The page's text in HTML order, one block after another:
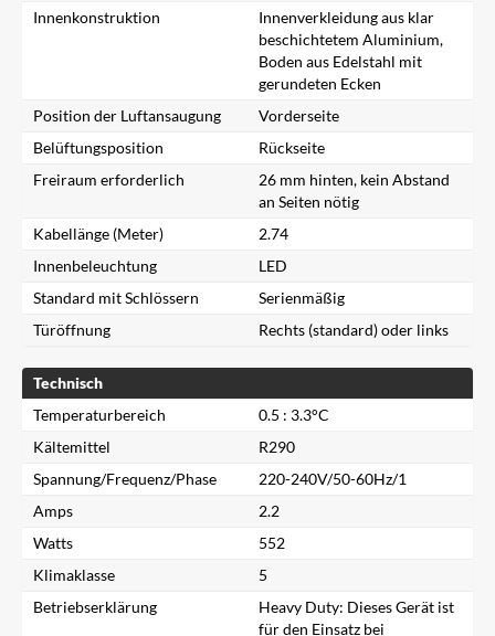
Schließen
Innenkonstruktion
Innenverkleidung aus klar
beschichtetem Aluminium,
Boden aus Edelstahl mit
gerundeten Ecken
Position der Luftansaugung
Vorderseite
Belüftungsposition
Rückseite
Freiraum erforderlich
26 mm hinten, kein Abstand
an Seiten nötig
Kabellänge (Meter)
2.74
Innenbeleuchtung
LED
Standard mit Schlössern
Serienmäßig
Türöffnung
Rechts (standard) oder links
Technisch
Temperaturbereich
0.5 : 3.3°C
Kältemittel
R290
Spannung/Frequenz/Phase
220-240V/50-60Hz/1
Amps
2.2
Watts
552
Klimaklasse
5
Betriebserklärung
Heavy Duty: Dieses Gerät ist
für den Einsatz bei